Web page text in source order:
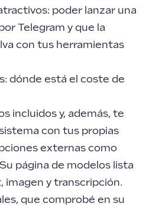
poder lanzar una
Telegram y que la
con tus herramientas
dónde está el coste de
incluidos y, además, te
con tus propias
externas como
página de modelos lista
imagen y transcripción.
que comprobé en su